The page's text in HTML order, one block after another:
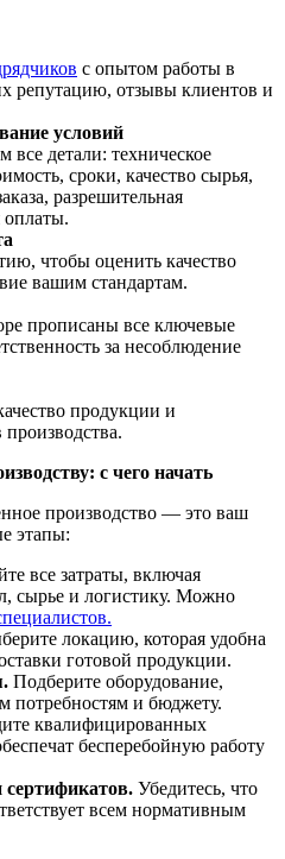
с опытом работы в
репутацию, отзывы клиентов и
условий
все детали: техническое
сроки, качество сырья,
разрешительная
оплаты.
чтобы оценить качество
вашим стандартам.
прописаны все ключевые
за несоблюдение
продукции и
с чего начать
производство — это ваш
этапы:
все затраты, включая
сырье и логистику. Можно
локацию, которая удобна
готовой продукции.
Подберите оборудование,
потребностям и бюджету.
квалифицированных
бесперебойную работу
сертификатов. Убедитесь, что
всем нормативным